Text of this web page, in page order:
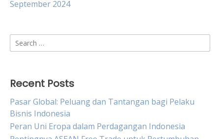
September 2024
Search
for:
Recent Posts
Pasar Global: Peluang dan Tantangan bagi Pelaku
Bisnis Indonesia
Peran Uni Eropa dalam Perdagangan Indonesia